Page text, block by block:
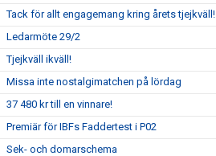
Tack för allt engagemang kring årets tjejkväll!
Ledarmöte 29/2
Tjejkväll ikväll!
Missa inte nostalgimatchen på lördag
37 480 kr till en vinnare!
Premiär för IBFs Faddertest i P02
Sek- och domarschema